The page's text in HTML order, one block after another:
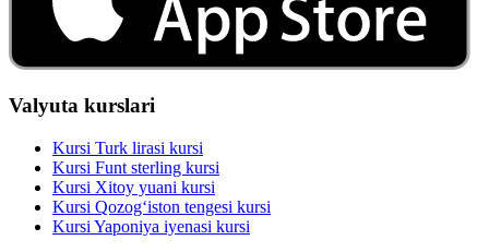
Valyuta kurslari
Kursi Turk lirasi kursi
Kursi Funt sterling kursi
Kursi Xitoy yuani kursi
Kursi Qozog‘iston tengesi kursi
Kursi Yaponiya iyenasi kursi